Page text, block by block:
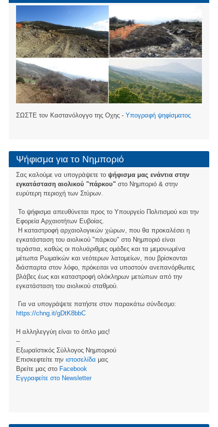
ΣΩΣΤΕ τον Καστανόλογγο της Οχης - Υπογραφή ψηφίσματος
Ψήφισμα για το Νημποριό
Σας καλούμε να υπογράψετε το ψήφισμα μας ενάντια στην
εγκατάσταση αιολικού "πάρκου"στο Νημποριό & στην
ευρύτερη περιοχή των Στύρων.
Το ψήφισμα απευθύνεται προς το Υπουργείο Πολιτισμού και την
Εφορεία Αρχαιοτήτων Ευβοίας.
Η καταστροφή αρχαιολογικών χώρων, που θα προκαλέσει η
εγκατάσταση του αιολικού "πάρκου" στο Νημποριό είναι
τεράστια, καθώς οι πολυάριθμες ομάδες και τα μεμονωμένα
μέτωπα Ρωμαϊκών και νεότερων λατομείων, που βρίσκονται
διάσπαρτα στον λόφο, πρόκειται να υποστούν ανεπανόρθωτες
βλάβες έως και καταστροφή ολόκληρων μετώπων από την
εγκατάσταση του αιολικού σταθμού.
Για να υπογράψετε πατήστε στον παρακάτω σύνδεσμο:
https://chng.it/gDtK8bbC
Η αλληλεγγύη είναι το όπλο μας!
--
Εξωραϊστικός Σύλλογος Νημποριού
Επισκεφτείτε την ιστοσελίδα μας
Βρείτε μας στο Facebook
Eγγραφείτε στο Newsletter